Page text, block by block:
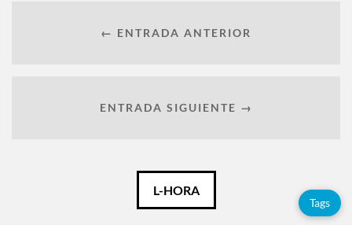
← ENTRADA ANTERIOR
ENTRADA SIGUIENTE →
L-HORA
Tags